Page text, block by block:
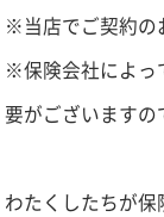
※当店でご契約の
※保険会社によっ
要がございますの
わたくしたちが保